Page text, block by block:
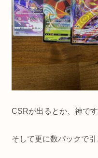
CSRが出るとか、神で
そして更に数パックで